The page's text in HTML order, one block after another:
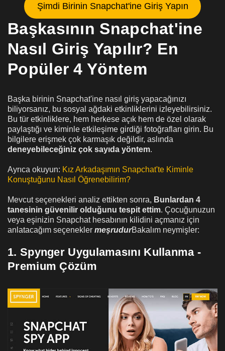
Şimdi Birinin Snapchat'ine Giriş Yapın
Başkasının Snapchat'ine
Nasıl Giriş Yapılır? En
Popüler 4 Yöntem
Başka birinin Snapchat'ine nasıl giriş yapacağınızı
biliyorsanız, bu sosyal ağdaki etkinliklerini izleyebilirsiniz.
Bu tür etkinliklere, hem herkese açık hem de özel olarak
paylaştığı ve kiminle etkileşime girdiği fotoğrafları girin. Bu
bilgilere erişmek çok karmaşık değildir, aslında
deneyebileceğiniz çok sayıda yöntem.
Ayrıca okuyun: Kız Arkadaşımın Snapchat'te Kiminle
Konuştuğunu Nasıl Öğrenebilirim?
Mevcut seçenekleri analiz ettikten sonra, Bunlardan 4
tanesinin güvenilir olduğunu tespit ettim. Çocuğunuzun
veya eşinizin Snapchat hesabının kilidini açmanız için
anlatacağım seçenekler meşrudurBakalım neymişler:
1. Spynger Uygulamasını Kullanma -
Premium Çözüm